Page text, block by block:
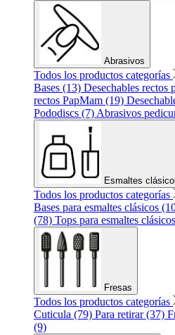
Abrasivos
Todos los productos categorías
Bases (13) Desechables rectos
rectos PapMam (19)
Pododiscs (7) Abrasivos
Esmaltes
Todos los productos categorías
Bases para esmaltes clásicos
(78) Tops para esmaltes
Fresas
Todos los productos categorías
Cuticula (79) Para retirar (37)
(9)